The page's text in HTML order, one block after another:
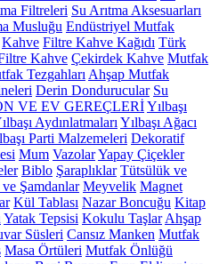
Filtreleri Su Arıtma Aksesuarları
Musluğu Endüstriyel Mutfak
Kahve Filtre Kahve Kağıdı Türk
Kahve Çekirdek Kahve Mutfak
Tezgahları Ahşap Mutfak
Derin Dondurucular Su
VE EV GEREÇLERİYılbaşı
Aydınlatmaları Yılbaşı Ağacı
Parti Malzemeleri Dekoratif
Mum VazolarYapay Çiçekler
Biblo Şaraplıklar Tütsülük ve
Şamdanlar Meyvelik Magnet
Kül Tablası Nazar Boncuğu Kitap
Yatak Tepsisi Kokulu Taşlar Ahşap
Süsleri Cansız Manken Mutfak
Masa Örtüleri Mutfak Önlüğü